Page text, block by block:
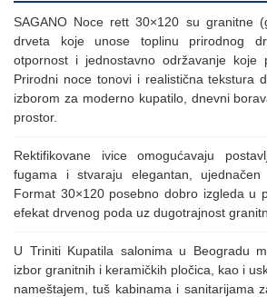
SAGANO Noce rett 30×120 su granitne
drveta koje unose toplinu prirodnog
otpornost i jednostavno održavanje koje
Prirodni noce tonovi i realistična tekstura
izborom za moderno kupatilo, dnevni
prostor.
Rektifikovane ivice omogućavaju
fugama i stvaraju elegantan,
Format 30×120 posebno dobro izgleda u
efekat drvenog poda uz dugotrajnost
U Triniti Kupatila salonima u Beogradu
izbor granitnih i keramičkih pločica, kao i
nameštajem, tuš kabinama i sanitarijama